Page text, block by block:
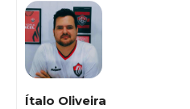
Ítalo Oliveira